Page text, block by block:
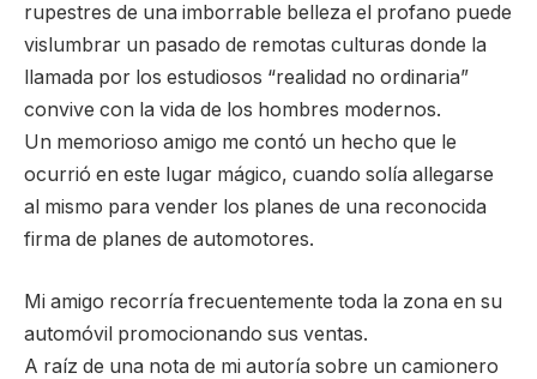
rupestres de una imborrable belleza el profano puede
vislumbrar un pasado de remotas culturas donde la
llamada por los estudiosos “realidad no ordinaria”
convive con la vida de los hombres modernos.
Un memorioso amigo me contó un hecho que le
ocurrió en este lugar mágico, cuando solía allegarse
al mismo para vender los planes de una reconocida
firma de planes de automotores.
Mi amigo recorría frecuentemente toda la zona en su
automóvil promocionando sus ventas.
A raíz de una nota de mi autoría sobre un camionero